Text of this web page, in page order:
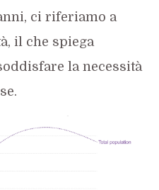
ci riferiamo a
il che spiega
la necessità